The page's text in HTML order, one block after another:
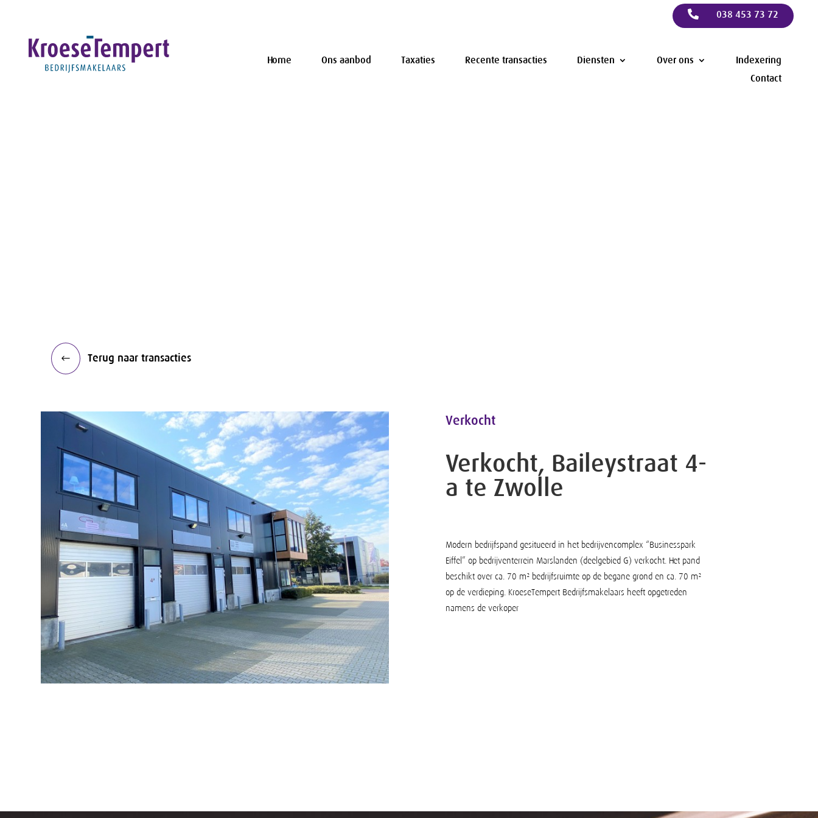
 038 453 73 72
Home Ons aanbod Taxaties Recente transacties Diensten Over ons
Indexering
Contact
Terug naar transacties
Verkocht
Verkocht, Baileystraat 4-
a te Zwolle
Modern bedrijfspand gesitueerd in het bedrijvencomplex “Businesspark
Eiffel” op bedrijventerrein Marslanden (deelgebied G) verkocht. Het pand
beschikt over ca. 70 m² bedrijfsruimte op de begane grond en ca. 70 m²
op de verdieping. KroeseTempert Bedrijfsmakelaars heeft opgetreden
namens de verkoper